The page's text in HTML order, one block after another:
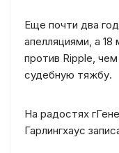
Еще почти два
апелляциями, а 18
против Ripple,
судебную тяжбу.
На радостях
Гарлингхаус